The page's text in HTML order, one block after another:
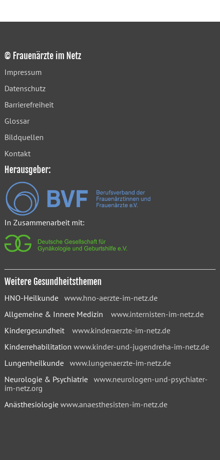
© Frauenärzte im Netz
Impressum
Datenschutz
Barrierefreiheit
Glossar
Bildquellen
Kontakt
Herausgeber:
In Zusammenarbeit mit:
Weitere Gesundheitsthemen
HNO-Heilkunde www.hno-aerzte-im-netz.de
Allgemeine & Innere Medizin www.internisten-im-netz.de
Kindergesundheit www.kinderaerzte-im-netz.de
Kinderrehabilitation www.kinder-und-jugendreha-im-netz.de
Lungenheilkunde www.lungenaerzte-im-netz.de
Neurologie & Psychiatrie www.neurologen-und-psychiater-
im-netz.org
Anästhesiologie www.anaesthesisten-im-netz.de